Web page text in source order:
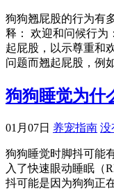
狗狗翘屁股的行为有
释： 欢迎和问候行为
起屁股，以示尊重和
问题而翘起屁股，例
狗狗睡觉为什
01月07日 养宠指南 没
狗狗睡觉时脚抖可能
入了快速眼动睡眠（
抖可能是因为狗狗正